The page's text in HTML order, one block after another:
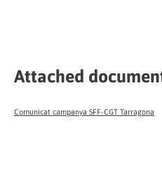
Attached
Comunicat campanya SFF-CGT Tarragona